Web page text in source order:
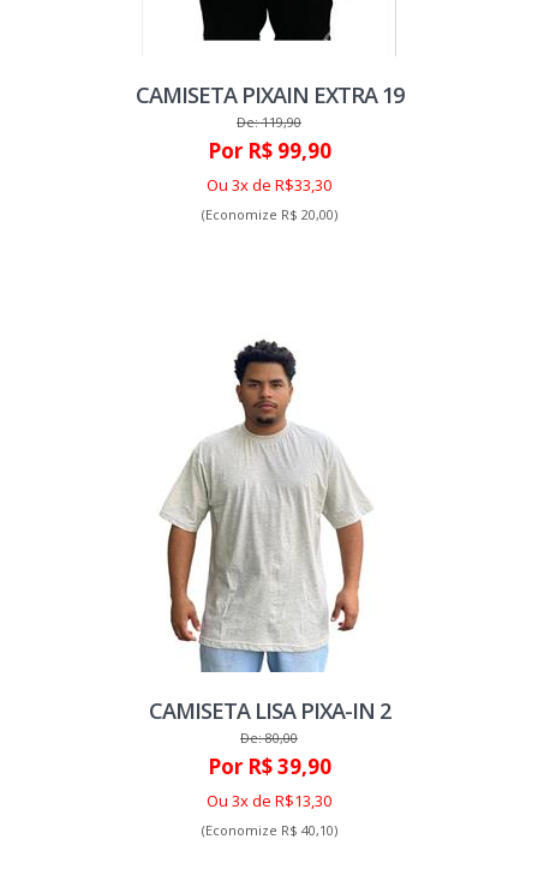
CAMISETA PIXAIN EXTRA 19
De: 119,90
Por R$ 99,90
Ou 3x de R$33,30
(Economize R$ 20,00)
CAMISETA LISA PIXA-IN 2
De: 80,00
Por R$ 39,90
Ou 3x de R$13,30
(Economize R$ 40,10)